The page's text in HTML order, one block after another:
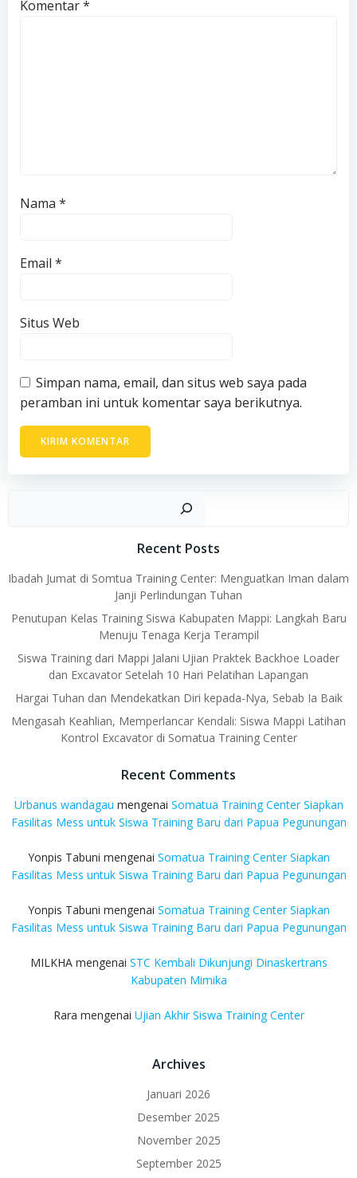
Komentar*
Nama *
Email *
Situs Web
Simpan nama, email, dan situs web saya pada
peramban ini untuk komentar saya berikutnya.
Recent Posts
Ibadah Jumat di Somtua Training Center: Menguatkan Iman dalam
Janji Perlindungan Tuhan
Penutupan Kelas Training Siswa Kabupaten Mappi: Langkah Baru
Menuju Tenaga Kerja Terampil
Siswa Training dari Mappi Jalani Ujian Praktek Backhoe Loader
dan Excavator Setelah 10 Hari Pelatihan Lapangan
Hargai Tuhan dan Mendekatkan Diri kepada-Nya, Sebab Ia Baik
Mengasah Keahlian, Memperlancar Kendali: Siswa Mappi Latihan
Kontrol Excavator di Somatua Training Center
Recent Comments
Urbanus wandagau mengenai Somatua Training Center Siapkan
Fasilitas Mess untuk Siswa Training Baru dari Papua Pegunungan
Yonpis Tabuni mengenai Somatua Training Center Siapkan
Fasilitas Mess untuk Siswa Training Baru dari Papua Pegunungan
Yonpis Tabuni mengenai Somatua Training Center Siapkan
Fasilitas Mess untuk Siswa Training Baru dari Papua Pegunungan
MILKHAmengenai STC Kembali Dikunjungi Dinaskertrans
Kabupaten Mimika
Rara mengenai Ujian Akhir Siswa Training Center
Archives
Januari 2026
Desember 2025
November 2025
September 2025